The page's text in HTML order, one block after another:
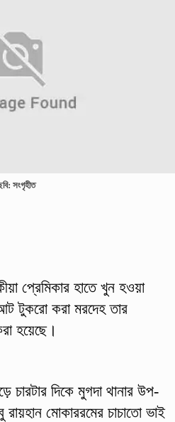
সংগৃহীত
প্রেমিকার হাতে খুন হওয়া
টুকরো করা মরদেহ তার
হয়েছে।
চারটার দিকে মুগদা থানার উপ-
মোকাররমের চাচাতো ভাই